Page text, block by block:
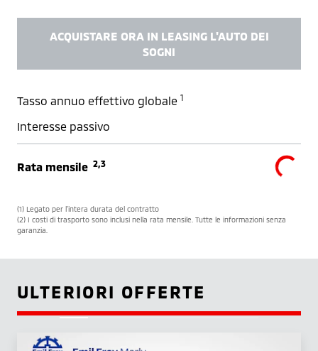
ACQUISTARE ORA IN LEASING L'AUTO DEI
SOGNI
Tasso annuo effettivo globale 1
Interesse passivo
Rata mensile 2,3
(1) Legato per l’intera durata del contratto
(2) I costi di trasporto sono inclusi nella rata mensile. Tutte le informazioni senza
garanzia.
ULTERIORI OFFERTE